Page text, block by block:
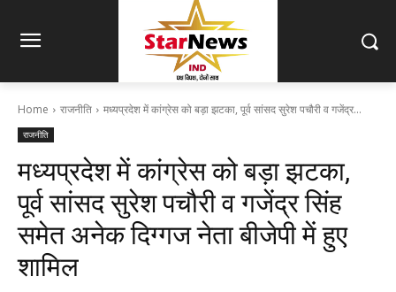
Home राजनीति मध्यप्रदेश में कांग्रेस को बड़ा झटका, पूर्व सांसद सुरेश पचौरी व गजेंद्र...
राजनीति
मध्यप्रदेश में कांग्रेस को बड़ा झटका,
पूर्व सांसद सुरेश पचौरी व गजेंद्र सिंह
समेत अनेक दिग्गज नेता बीजेपी में हुए
शामिल